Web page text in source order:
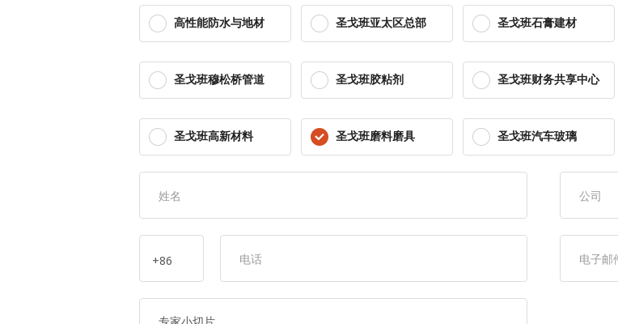
高性能防水与地材 圣戈班亚太区总部 圣戈班石膏建材
圣戈班穆松桥管道 圣戈班胶粘剂 圣戈班财务共享中心
圣戈班高新材料 圣戈班磨料磨具 圣戈班汽车玻璃